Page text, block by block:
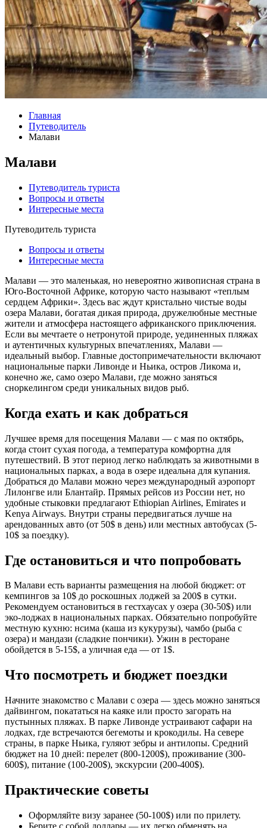
Главная
Путеводитель
Малави
Малави
Путеводитель туриста
Вопросы и ответы
Интересные места
Путеводитель туриста
Вопросы и ответы
Интересные места
Малави — это маленькая, но невероятно живописная страна в
Юго-Восточной Африке, которую часто называют «теплым
сердцем Африки». Здесь вас ждут кристально чистые воды
озера Малави, богатая дикая природа, дружелюбные местные
жители и атмосфера настоящего африканского приключения.
Если вы мечтаете о нетронутой природе, уединенных пляжах
и аутентичных культурных впечатлениях, Малави —
идеальный выбор. Главные достопримечательности включают
национальные парки Ливонде и Ньика, остров Ликома и,
конечно же, само озеро Малави, где можно заняться
сноркелингом среди уникальных видов рыб.
Когда ехать и как добраться
Лучшее время для посещения Малави — с мая по октябрь,
когда стоит сухая погода, а температура комфортна для
путешествий. В этот период легко наблюдать за животными в
национальных парках, а вода в озере идеальна для купания.
Добраться до Малави можно через международный аэропорт
Лилонгве или Блантайр. Прямых рейсов из России нет, но
удобные стыковки предлагают Ethiopian Airlines, Emirates и
Kenya Airways. Внутри страны передвигаться лучше на
арендованных авто (от 50$ в день) или местных автобусах (5-
10$ за поездку).
Где остановиться и что попробовать
В Малави есть варианты размещения на любой бюджет: от
кемпингов за 10$ до роскошных лоджей за 200$ в сутки.
Рекомендуем остановиться в гестхаусах у озера (30-50$) или
эко-лоджах в национальных парках. Обязательно попробуйте
местную кухню: нсима (каша из кукурузы), чамбо (рыба с
озера) и мандази (сладкие пончики). Ужин в ресторане
обойдется в 5-15$, а уличная еда — от 1$.
Что посмотреть и бюджет поездки
Начните знакомство с Малави с озера — здесь можно заняться
дайвингом, покататься на каяке или просто загорать на
пустынных пляжах. В парке Ливонде устраивают сафари на
лодках, где встречаются бегемоты и крокодилы. На севере
страны, в парке Ньика, гуляют зебры и антилопы. Средний
бюджет на 10 дней: перелет (800-1200$), проживание (300-
600$), питание (100-200$), экскурсии (200-400$).
Практические советы
Оформляйте визу заранее (50-100$) или по прилету.
Берите с собой доллары — их легко обменять на